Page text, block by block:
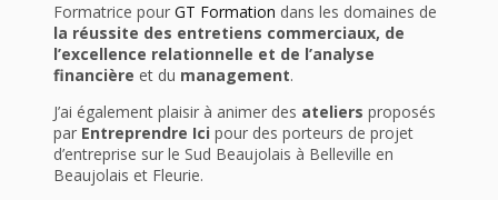
Formatrice pourGT Formation dans les domaines de
la réussite des entretiens commerciaux, de
l’excellence relationnelle et de l’analyse
financière et du management.
J’ai également plaisir à animer des ateliersproposés
par Entreprendre Icipour des porteurs de projet
d’entreprise sur le Sud Beaujolais à Belleville en
Beaujolais et Fleurie.